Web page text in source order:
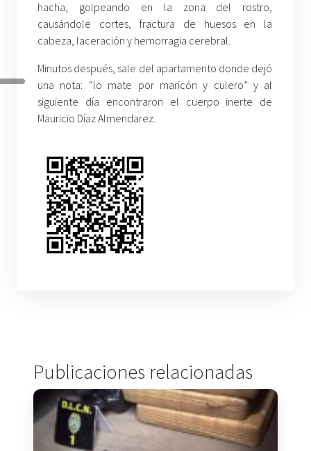
hacha, golpeando en la zona del rostro,
causándole cortes, fractura de huesos en la
cabeza, laceración y hemorragia cerebral.
Minutos después, sale del apartamento donde dejó
una nota: “lo mate por maricón y culero” y al
siguiente día encontraron el cuerpo inerte de
Mauricio Díaz Almendarez.
Publicaciones relacionadas